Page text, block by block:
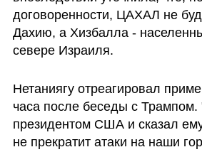
договоренности, ЦАХАЛ не
Дахию, а Хизбалла -
севере Израиля.
Нетаниягу отреагировал
часа после беседы с Трампом.
президентом США и сказал
не прекратит атаки на наши